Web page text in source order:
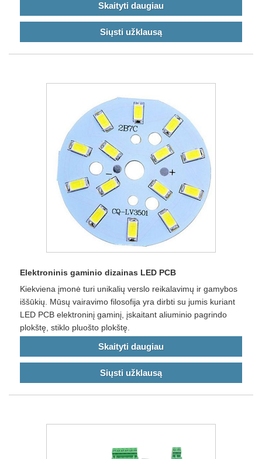
Skaityti daugiau
Siųsti užklausą
Elektroninis gaminio dizainas LED PCB
Kiekviena įmonė turi unikalių verslo reikalavimų ir gamybos
iššūkių. Mūsų vairavimo filosofija yra dirbti su jumis kuriant
LED PCB elektroninį gaminį, įskaitant aliuminio pagrindo
plokštę, stiklo pluošto plokštę.
Skaityti daugiau
Siųsti užklausą